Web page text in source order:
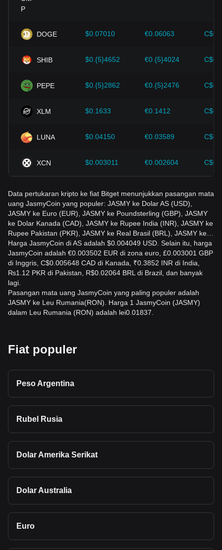
perluasan dan peningkatan keamanan-telah memberikan
kripto seperti Bitcoin.
mengambil keputusan. Setelah mempertimbangkan faktor-
perubahan harga JasmyCoin di masa depan dan
menyesuaikan strategi investasi mereka di pasar yang terus
DOGE $0.07010 €0.06063
SHIB $0.{5}4652 €0.{5}4024
PEPE $0.{5}2862 €0.{5}2476
XLM $0.1633 €0.1412
LUNA $0.04150 €0.03589
XCN $0.003011 €0.002604
Data pertukaran kripto ke fiat Bitget menunjukkan pasangan mata
uang JasmyCoin yang populer: JASMY ke Dolar AS (USD),
JASMY ke Euro (EUR), JASMY ke Poundsterling (GBP), JASMY
ke Dolar Kanada (CAD), JASMY ke Rupee India (INR), JASMY ke
Rupee Pakistan (PKR), JASMY ke Real Brasil (BRL), JASMY ke…
Harga JasmyCoin di AS adalah $0.004049 USD. Selain itu, harga
JasmyCoin adalah €0.003502 EUR di zona euro, £0.003001 GBP
di Inggris, C$0.005648 CAD di Kanada, ₹0.3852 INR di India,
₨1.12 PKR di Pakistan, R$0.02064 BRL di Brazil, dan banyak
lagi.
Pasangan mata uang JasmyCoin yang paling populer adalah
JASMY ke Leu Rumania(RON). Harga 1 JasmyCoin (JASMY)
dalam Leu Rumania (RON) adalah lei0.01837.
Fiat populer
Peso Argentina
Rubel Rusia
Dolar Amerika Serikat
Dolar Australia
Euro